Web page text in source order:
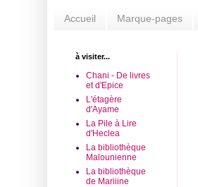
Accueil Marque-pages
à visiter...
Chani - De livres
et d'Epice
L'étagère
d'Ayame
La Pile à Lire
d'Heclea
La bibliothèque
Malounienne
La bibliothèque
de Mariiine